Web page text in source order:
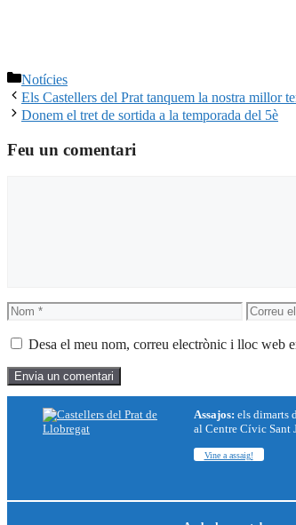
Categories
Notícies
Els Castellers del Prat tanquem la nostra millor
Donem el tret de sortida a la temporada del 5è
Feu un comentari
Nom
Correu
electrònic
Desa el meu nom, correu electrònic i lloc web
Assajos: els dimarts
al Centre Cívic Sant
Vine a assaig!